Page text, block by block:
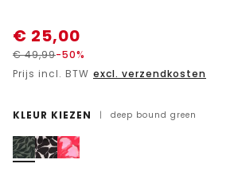
€ 25,00
€49,99-50%
Prijs incl. BTW excl. verzendkosten
KLEUR KIEZEN | deep bound green